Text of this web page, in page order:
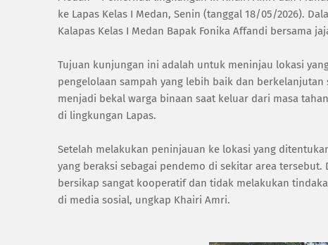
ke Lapas Kelas I Medan, Senin (tanggal 18/05/2026).
Kalapas Kelas I Medan Bapak Fonika Affandi bersama
Tujuan kunjungan ini adalah untuk meninjau lokasi
pengelolaan sampah yang lebih baik dan
menjadi bekal warga binaan saat keluar dari masa
di lingkungan Lapas.
Setelah melakukan peninjauan ke lokasi yang
yang beraksi sebagai pendemo di sekitar area
bersikap sangat kooperatif dan tidak melakukan
di media sosial, ungkap Khairi Amri.